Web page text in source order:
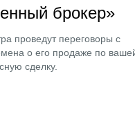
брокер»
проведут переговоры с
о его продаже по
сделку.